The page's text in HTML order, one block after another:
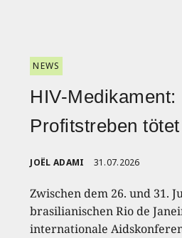
NEWS
HIV-Medikament:
Profitstreben tötet
JOËL ADAMI 31.07.2026
Zwischen dem 26. und 31.
brasilianischen Rio de
internationale